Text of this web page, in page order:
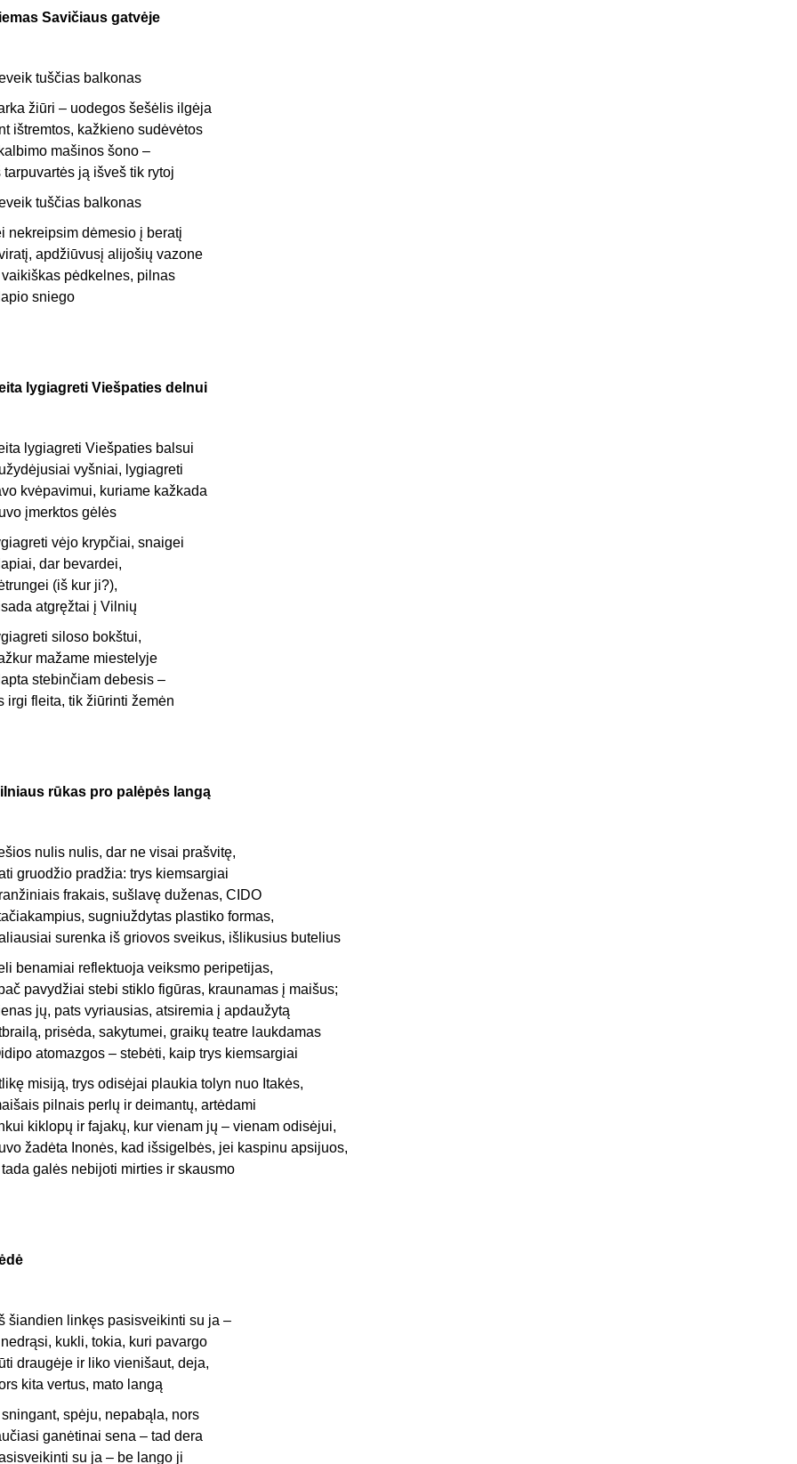
Savičiaus gatvėje
tuščias balkonas
žiūri – uodegos šešėlis ilgėja
ištremtos, kažkieno sudėvėtos
mašinos šono –
tarpuvartės ją išveš tik rytoj
tuščias balkonas
nekreipsim dėmesio į beratį
apdžiūvusį alijošių vazone
vaikiškas pėdkelnes, pilnas
sniego
lygiagreti Viešpaties delnui
lygiagreti Viešpaties balsui
vyšniai, lygiagreti
kvėpavimui, kuriame kažkada
įmerktos gėlės
vėjo krypčiai, snaigei
dar bevardei,
(iš kur ji?),
atgręžtai į Vilnių
siloso bokštui,
mažame miestelyje
stebinčiam debesis –
irgi fleita, tik žiūrinti žemėn
rūkas pro palėpės langą
nulis nulis, dar ne visai prašvitę,
gruodžio pradžia: trys kiemsargiai
frakais, sušlavę duženas, CIDO
sugniuždytas plastiko formas,
surenka iš griovos sveikus, išlikusius butelius
benamiai reflektuoja veiksmo peripetijas,
pavydžiai stebi stiklo figūras, kraunamas į maišus;
jų, pats vyriausias, atsiremia į apdaužytą
prisėda, sakytumei, graikų teatre laukdamas
atomazgos – stebėti, kaip trys kiemsargiai
misiją, trys odisėjai plaukia tolyn nuo Itakės,
pilnais perlų ir deimantų, artėdami
kiklopų ir fajakų, kur vienam jų – vienam odisėjui,
žadėta Inonės, kad išsigelbės, jei kaspinu apsijuos,
galės nebijoti mirties ir skausmo
šiandien linkęs pasisveikinti su ja –
kukli, tokia, kuri pavargo
draugėje ir liko vienišaut, deja,
kita vertus, mato langą
spėju, nepabąla, nors
ganėtinai sena – tad dera
su ja – be lango ji